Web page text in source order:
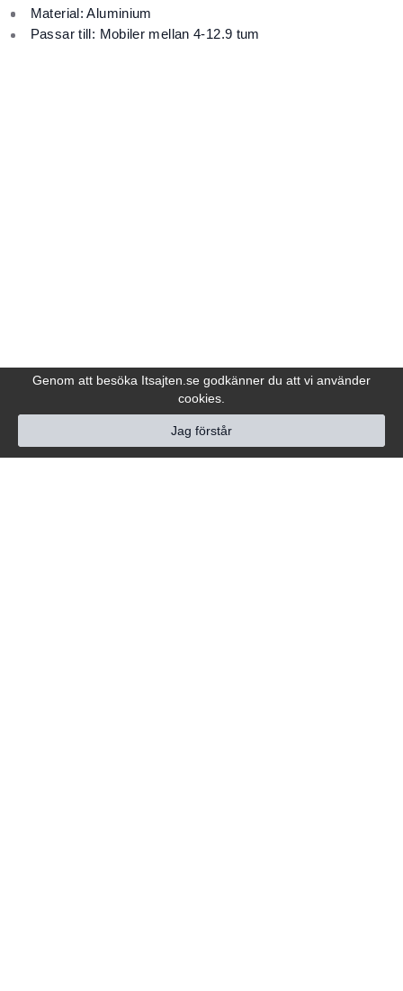
Genom att besöka Itsajten.se godkänner du att vi använder
cookies.
Jag förstår
Material: Aluminium
Passar till: Mobiler mellan 4-12.9 tum